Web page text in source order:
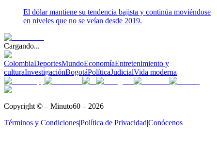
El dólar mantiene su tendencia bajista y continúa moviéndose
en niveles que no se veían desde 2019.
Cargando...
ColombiaDeportesMundoEconomíaEntretenimiento y
culturaInvestigaciónBogotáPolíticaJudicialVida moderna
Copyright © – Minuto60 – 2026
Términos y Condiciones|Política de Privacidad|Conócenos